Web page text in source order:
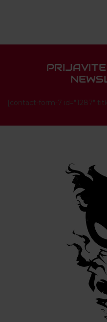
[contact-form-7 id="1287"